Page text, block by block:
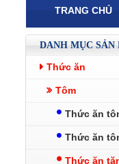
TRANG CHỦ
DANH MỤC SẢN
Thức ăn
Tôm
Thức ăn
Thức ăn
Thức ăn